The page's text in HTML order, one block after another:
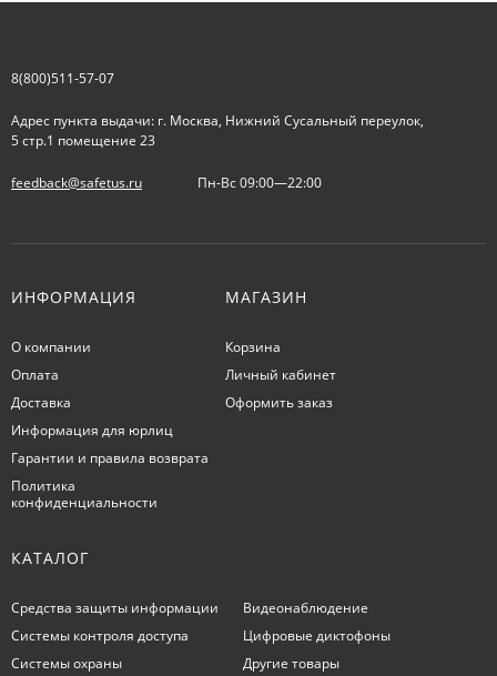
8(800)511-57-07
Адрес пункта выдачи: г. Москва, Нижний Сусальный переулок,
5 стр.1 помещение 23
feedback@safetus.ru Пн-Вс 09:00—22:00
ИНФОРМАЦИЯ
О компании
Оплата
Доставка
Информация для юрлиц
Гарантии и правила возврата
Политика
конфиденциальности
МАГАЗИН
Корзина
Личный кабинет
Оформить заказ
КАТАЛОГ
Средства защиты информации
Системы контроля доступа
Системы охраны
Видеонаблюдение
Цифровые диктофоны
Другие товары